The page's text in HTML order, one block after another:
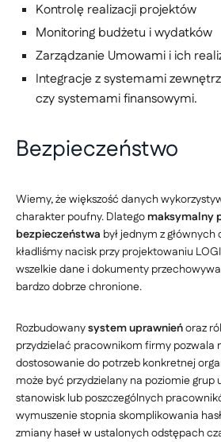
Kontrolę realizacji projektów
Monitoring budżetu i wydatków
Zarządzanie Umowami i ich
Integracje z systemami
czy systemami finansowymi.
Bezpieczeństwo
Wiemy, że większość danych
charakter poufny. Dlategomaksymalny
bezpieczeństwa był jednym z
kładliśmy nacisk przy projektowaniu
wszelkie dane i dokumenty
bardzo dobrze chronione.
Rozbudowanysystem uprawnieńoraz
przydzielać pracownikom firmy pozwala
dostosowanie do potrzeb konkretnej
może być przydzielany na poziomie grup
stanowisk lub poszczególnych
wymuszenie stopnia skomplikowania
zmiany haseł w ustalonych odstępach